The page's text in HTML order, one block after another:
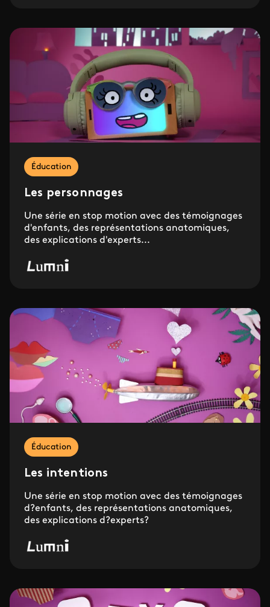
Éducation
Les personnages
Une série en stop motion avec des témoignages
d'enfants, des représentations anatomiques,
des explications d'experts...
Éducation
Les intentions
Une série en stop motion avec des témoignages
d?enfants, des représentations anatomiques,
des explications d?experts?